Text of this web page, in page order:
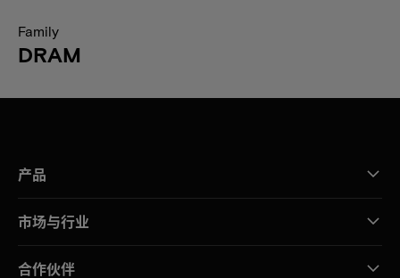
Family
DRAM
产品
市场与行业
合作伙伴